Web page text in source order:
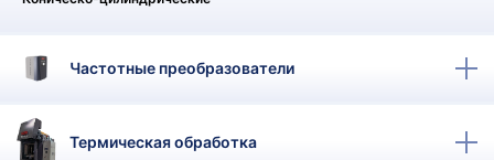
Частотные преобразователи
Термическая обработка